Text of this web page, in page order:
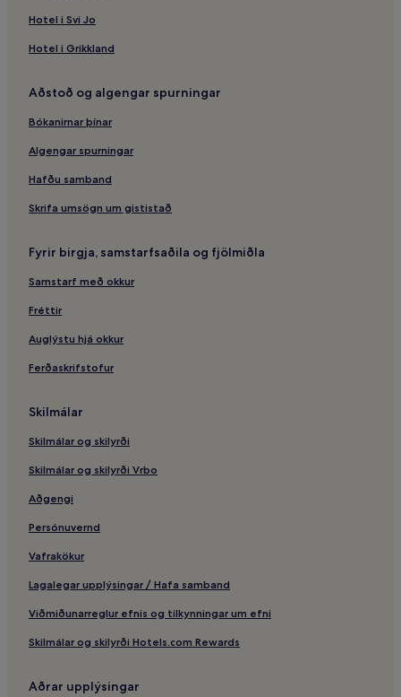
Hotel i Svi Jo
Hotel i Grikkland
Aðstoð og algengar spurningar
Bókanirnar þínar
Algengar spurningar
Hafðu samband
Skrifa umsögn um gististað
Fyrir birgja, samstarfsaðila og fjölmiðla
Samstarf með okkur
Fréttir
Auglýstu hjá okkur
Ferðaskrifstofur
Skilmálar
Skilmálar og skilyrði
Skilmálar og skilyrði Vrbo
Aðgengi
Persónuvernd
Vafrakökur
Lagalegar upplýsingar / Hafa samband
Viðmiðunarreglur efnis og tilkynningar um efni
Skilmálar og skilyrði Hotels.com Rewards
Aðrar upplýsingar